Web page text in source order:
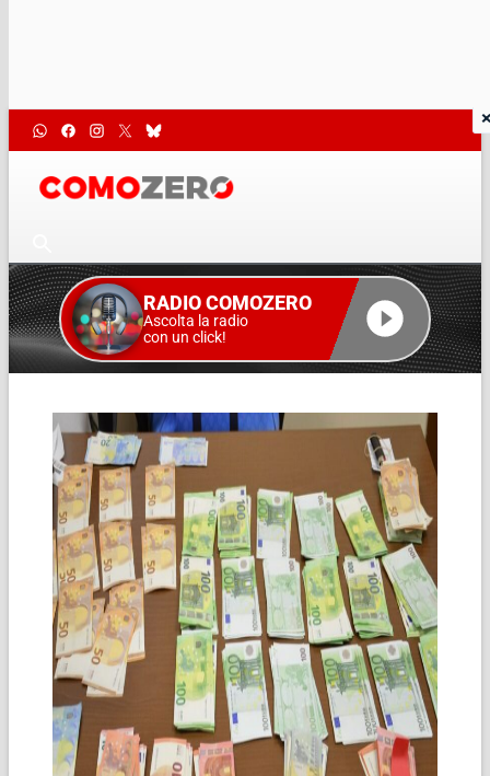
RADIO COMOZERO
Ascolta la radio
con un click!